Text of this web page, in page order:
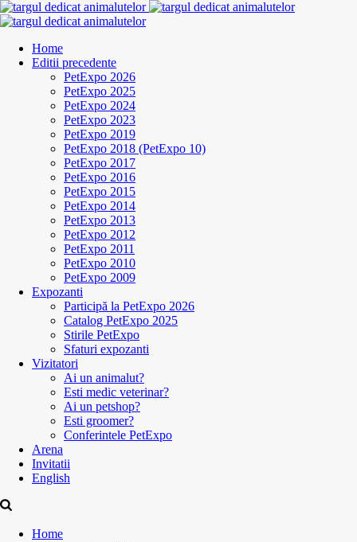
Home
Editii precedente
PetExpo 2026
PetExpo 2025
PetExpo 2024
PetExpo 2023
PetExpo 2019
PetExpo 2018 (PetExpo 10)
PetExpo 2017
PetExpo 2016
PetExpo 2015
PetExpo 2014
PetExpo 2013
PetExpo 2012
PetExpo 2011
PetExpo 2010
PetExpo 2009
Expozanti
Participă la PetExpo 2026
Catalog PetExpo 2025
Stirile PetExpo
Sfaturi expozanti
Vizitatori
Ai un animalut?
Esti medic veterinar?
Ai un petshop?
Esti groomer?
Conferintele PetExpo
Arena
Invitatii
English
Home